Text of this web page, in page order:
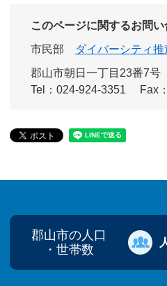
このページに関するお問
市民部
ダイバーシティ推
郡山市朝日一丁目23番7号
Tel：024-924-3351
Fax
郡山市の人口
・世帯数